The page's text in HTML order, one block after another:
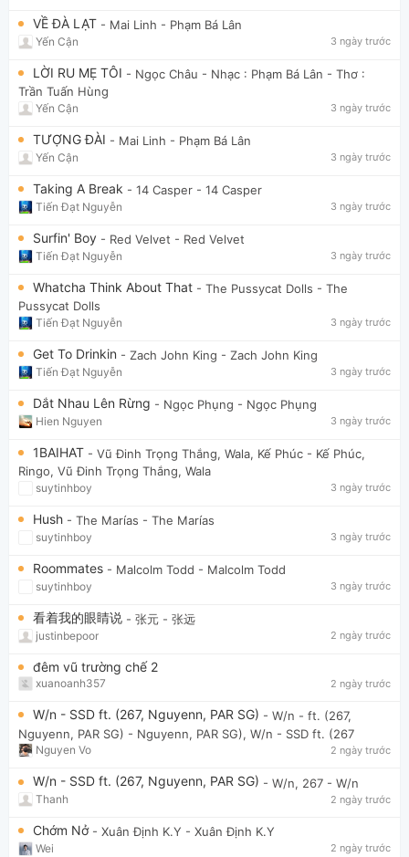
VỀ ĐÀ LẠT - Mai Linh - Phạm Bá Lân
Yến Cận 3 ngày trước
LỜI RU MẸ TÔI - Ngọc Châu - Nhạc : Phạm Bá Lân - Thơ :
Trần Tuấn Hùng
Yến Cận 3 ngày trước
TƯỢNG ĐÀI - Mai Linh - Phạm Bá Lân
Yến Cận 3 ngày trước
Taking A Break - 14 Casper - 14 Casper
Tiến Đạt Nguyễn 3 ngày trước
Surfin' Boy - Red Velvet - Red Velvet
Tiến Đạt Nguyễn 3 ngày trước
Whatcha Think About That - The Pussycat Dolls - The
Pussycat Dolls
Tiến Đạt Nguyễn 3 ngày trước
Get To Drinkin - Zach John King - Zach John King
Tiến Đạt Nguyễn 3 ngày trước
Dắt Nhau Lên Rừng - Ngọc Phụng - Ngọc Phụng
Hien Nguyen 3 ngày trước
1BAIHAT - Vũ Đinh Trọng Thắng, Wala, Kế Phúc - Kế Phúc,
Ringo, Vũ Đinh Trọng Thắng, Wala
suytinhboy 3 ngày trước
Hush - The Marías - The Marías
suytinhboy 3 ngày trước
Roommates - Malcolm Todd - Malcolm Todd
suytinhboy 3 ngày trước
看着我的眼睛说 - 张元 - 张远
justinbepoor 2 ngày trước
đêm vũ trường chế 2
xuanoanh357 2 ngày trước
W/n - SSD ft. (267, Nguyenn, PAR SG) - W/n - ft. (267,
Nguyenn, PAR SG) - Nguyenn, PAR SG), W/n - SSD ft. (267
Nguyen Vo 2 ngày trước
W/n - SSD ft. (267, Nguyenn, PAR SG) - W/n, 267 - W/n
Thanh 2 ngày trước
Chớm Nở - Xuân Định K.Y - Xuân Định K.Y
Wei 2 ngày trước